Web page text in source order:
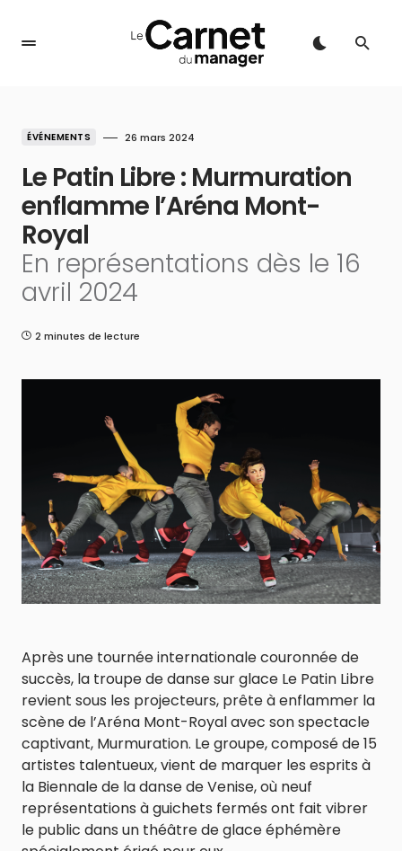
ÉVÉNEMENTS 26 mars 2024
Le Patin Libre : Murmuration
enflamme l’Aréna Mont-
Royal
En représentations dès le 16
avril 2024
2 minutes de lecture
Après une tournée internationale couronnée de
succès, la troupe de danse sur glace Le Patin Libre
revient sous les projecteurs, prête à enflammer la
scène de l’Aréna Mont-Royal avec son spectacle
captivant, Murmuration. Le groupe, composé de 15
artistes talentueux, vient de marquer les esprits à
la Biennale de la danse de Venise, où neuf
représentations à guichets fermés ont fait vibrer
le public dans un théâtre de glace éphémère